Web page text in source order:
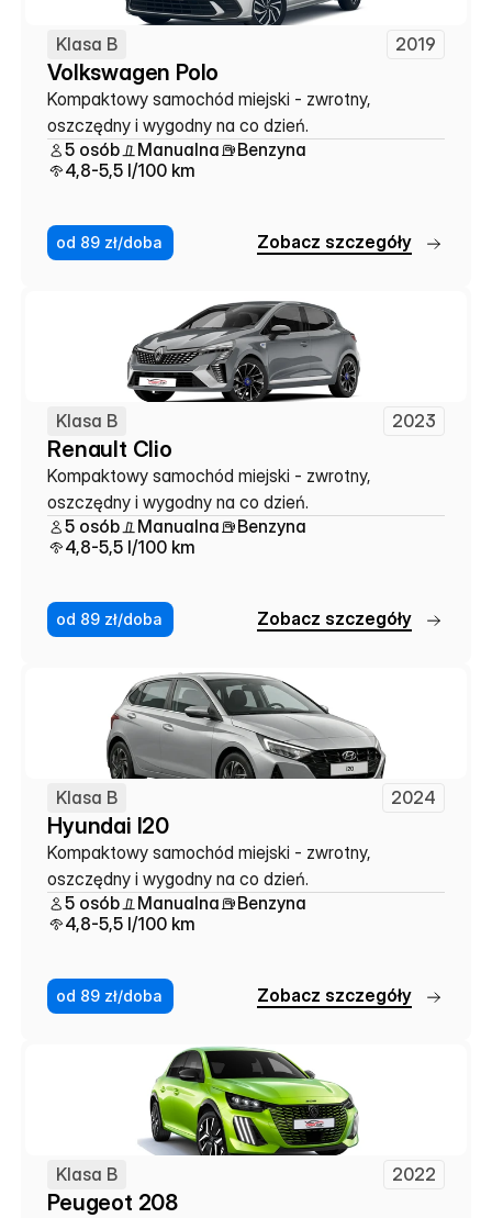
Klasa B 2019
Volkswagen Polo
Kompaktowy samochód miejski - zwrotny,
oszczędny i wygodny na co dzień.
5 osób
Manualna
Benzyna
4,8-5,5 l/100 km
od 89 zł/doba Zobacz szczegóły
Klasa B 2023
Renault Clio
Kompaktowy samochód miejski - zwrotny,
oszczędny i wygodny na co dzień.
5 osób
Manualna
Benzyna
4,8-5,5 l/100 km
od 89 zł/doba Zobacz szczegóły
Klasa B 2024
Hyundai I20
Kompaktowy samochód miejski - zwrotny,
oszczędny i wygodny na co dzień.
5 osób
Manualna
Benzyna
4,8-5,5 l/100 km
od 89 zł/doba Zobacz szczegóły
Klasa B 2022
Peugeot 208